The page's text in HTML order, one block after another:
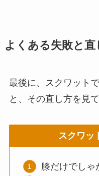
よくある失敗と直
最後に、スクワット
と、その直し方を見
スクワッ
膝だけでしゃ